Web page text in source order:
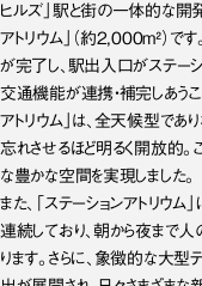
ヒルズ」駅と街の一体的な開
アトリウム」（約2,000m²）
が完了し、駅出入口がステーシ
交通機能が連携・補完しあう
アトリウム」は、全天候型であ
忘れさせるほど明るく開放的
な豊かな空間を実現しました。
また、「ステーションアトリウ
連続しており、朝から夜まで
ります。さらに、象徴的な大型